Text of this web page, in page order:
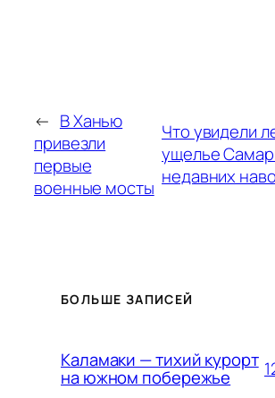
← В Ханью
привезли
первые
военные мосты
Что увидели
ущелье
недавних
БОЛЬШЕ ЗАПИСЕЙ
Каламаки — тихий курорт
на южном побережье